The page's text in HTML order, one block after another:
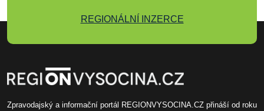
REGIONÁLNÍ INZERCE
Zpravodajský a informační portál REGIONVYSOCINA.CZ přináší od roku